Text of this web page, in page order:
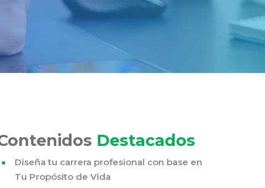
Destacados
Diseña tu carrera profesional con base en
Tu Propósito de Vida